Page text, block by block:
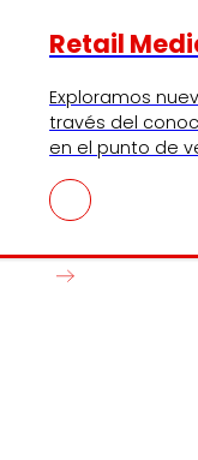
Retail
Exploramos
través del
en el punto de